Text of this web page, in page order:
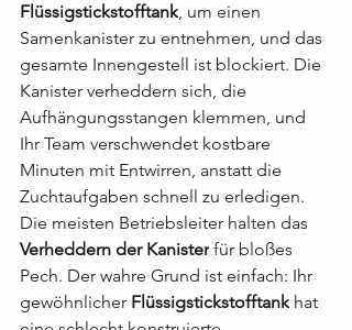
Flüssigstickstofftank, um einen
Samenkanister zu entnehmen, und das
gesamte Innengestell ist blockiert. Die
Kanister verheddern sich, die
Aufhängungsstangen klemmen, und
Ihr Team verschwendet kostbare
Minuten mit Entwirren, anstatt die
Zuchtaufgaben schnell zu erledigen.
Die meisten Betriebsleiter halten das
Verheddern der Kanister für bloßes
Pech. Der wahre Grund ist einfach: Ihr
gewöhnlicher Flüssigstickstofftank hat